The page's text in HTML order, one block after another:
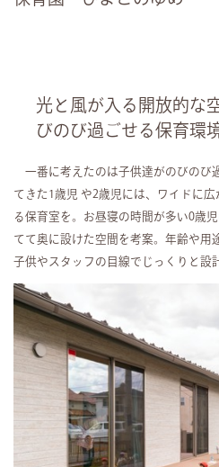
光と風が入る開放的な
びのび過ごせる保育環
一番に考えたのは子供達がのびのび
てきた1歳児や2歳児には、ワイドに
る保育室を。お昼寝の時間が多い0歳
てて奥に設けた空間を考案。年齢や用
子供やスタッフの目線でじっくりと設